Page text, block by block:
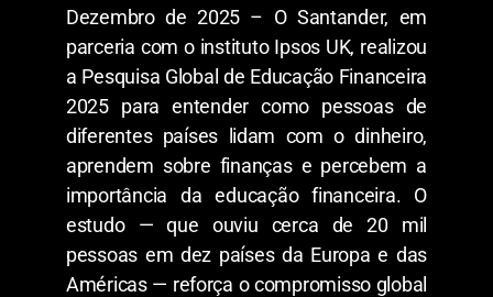
Dezembro de 2025 – O Santander, em
parceria com o instituto Ipsos UK, realizou
a Pesquisa Global de Educação Financeira
2025 para entender como pessoas de
diferentes países lidam com o dinheiro,
aprendem sobre finanças e percebem a
importância da educação financeira. O
estudo — que ouviu cerca de 20 mil
pessoas em dez países da Europa e das
Américas — reforça o compromisso global